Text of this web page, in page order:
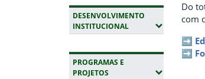
DESENVOLVIMENTO
INSTITUCIONAL(EXPANDIR
PROGRAMAS E
PROJETOS (EXPANDIR SUBMENUS)
Do
com
➡️
➡️